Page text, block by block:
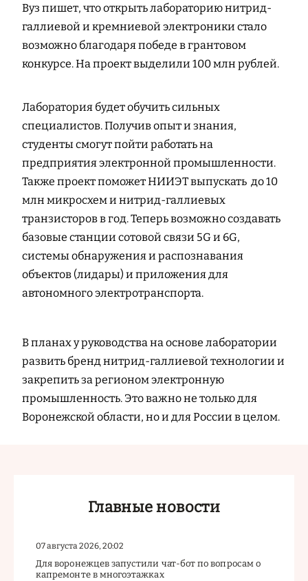
Вуз пишет, что открыть лабораторию нитрид-
галлиевой и кремниевой электроники стало
возможно благодаря победе в грантовом
конкурсе. На проект выделили 100 млн рублей.
Лаборатория будет обучить сильных
специалистов. Получив опыт и знания,
студенты смогут пойти работать на
предприятия электронной промышленности.
Также проект поможет НИИЭТ выпускать до 10
млн микросхем и нитрид-галлиевых
транзисторов в год. Теперь возможно создавать
базовые станции сотовой связи 5G и 6G,
системы обнаружения и распознавания
объектов (лидары) и приложения для
автономного электротранспорта.
В планах у руководства на основе лаборатории
развить бренд нитрид-галлиевой технологии и
закрепить за регионом электронную
промышленность. Это важно не только для
Воронежской области, но и для России в целом.
Главные новости
07 августа 2026, 20:02
Для воронежцев запустили чат-бот по вопросам о
капремонте в многоэтажках